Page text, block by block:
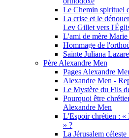
Le Chemin spirituel
La crise et le
Lev Gillet vers
L'ami de mère
Hommage de
Sainte Juliana
Père Alexandre Men
Pages Alexandre
Alexandre Men -
Le Mystère du Fils
Pourquoi être
Alexandre Men
L'Espoir chrétien : «
» ?
La Jérusalem